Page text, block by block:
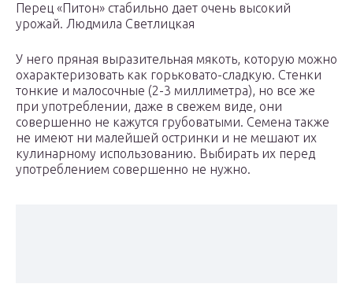
Перец «Питон» стабильно дает очень высокий
урожай. Людмила Светлицкая
У него пряная выразительная мякоть, которую можно
охарактеризовать как горьковато-сладкую. Стенки
тонкие и малосочные (2-3 миллиметра), но все же
при употреблении, даже в свежем виде, они
совершенно не кажутся грубоватыми. Семена также
не имеют ни малейшей остринки и не мешают их
кулинарному использованию. Выбирать их перед
употреблением совершенно не нужно.